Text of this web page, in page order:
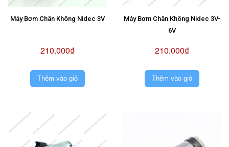
Máy Bơm Chân Không Nidec 3V
210.000₫
Thêm vào giỏ
Máy Bơm Chân Không Nidec 3V-
6V
210.000₫
Thêm vào giỏ